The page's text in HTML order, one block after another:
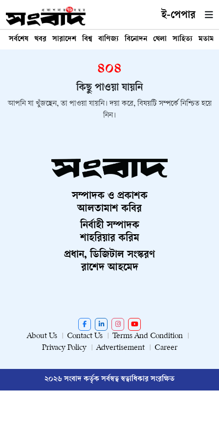
ই-পেপার
সর্বশেষ খবর সারাদেশ বিশ্ব বাণিজ্য বিনোদন খেলা সাহিত্য মতামত
৪০৪
কিছু পাওয়া যায়নি
আপনি যা খুঁজছেন, তা পাওয়া যায়নি। দয়া করে, বিষয়টি সম্পর্কে নিশ্চিত হয়ে
নিন।
সম্পাদক ও প্রকাশক
আলতামাশ কবির
নির্বাহী সম্পাদক
শাহরিয়ার করিম
প্রধান, ডিজিটাল সংস্করণ
রাশেদ আহমেদ
About Us Contact Us
Terms And Condition
Privacy Policy
Advertisement Career
২০২৬ সংবাদ কর্তৃক সর্বস্বত্ব স্বত্বাধিকার সংরক্ষিত